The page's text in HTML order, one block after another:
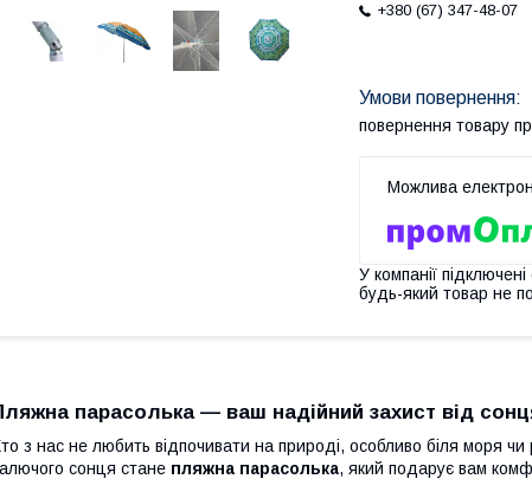
+380 (67) 347-48-07
повернення товару
У компанії
будь-який товар не
парасолька — ваш надійний захист від
з нас не любить відпочивати на природі, особливо біля моря
сонця стане пляжна парасолька, який подарує вам